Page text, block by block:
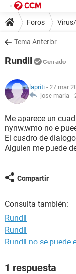
Foros
Tema Anterior
Rundll Cerrado
lapriti - 27 mar
jose maria -
Me aparece un
nynw.wmo no e
El cuadro de
Alguien me puede
Compartir
Consulta también:
Rundll
Rundll
Rundll no se puede
1 respuesta